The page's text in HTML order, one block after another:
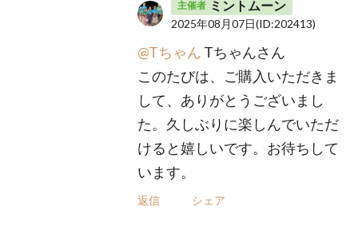
主催者 ミントムーン
2025年08月07日(ID:202413)
@Tちゃん Tちゃんさん
このたびは、ご購入いただきま
して、ありがとうございまし
た。久しぶりに楽しんでいただ
けると嬉しいです。お待ちして
います。
返信 シェア